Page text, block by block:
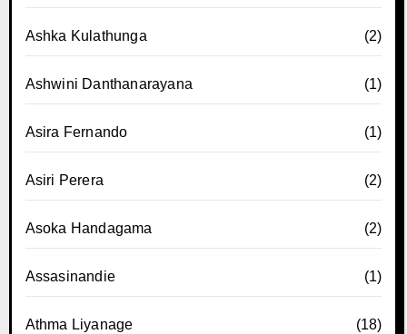
Ashka Kulathunga (2)
Ashwini Danthanarayana (1)
Asira Fernando (1)
Asiri Perera (2)
Asoka Handagama (2)
Assasinandie (1)
Athma Liyanage (18)